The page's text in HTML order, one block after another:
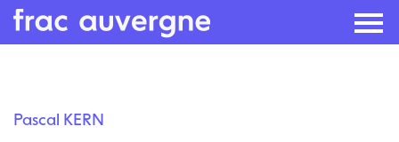
Pascal KERN